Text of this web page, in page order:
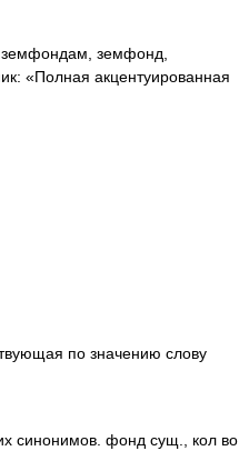
земфонд,
«Полная акцентуированная
по значению слову
синонимов. фонд сущ., кол во